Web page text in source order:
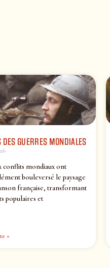
DES GUERRES MONDIALES
conflits mondiaux ont
bouleversé le paysage
française, transformant
populaires et
»